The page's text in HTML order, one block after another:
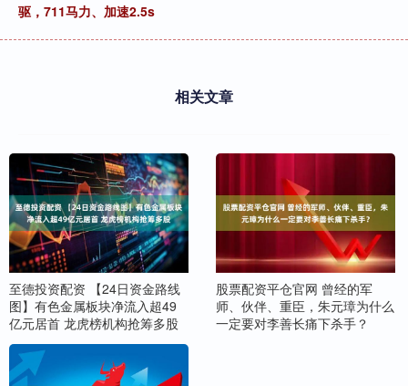
驱，711马力、加速2.5s
相关文章
至德投资配资 【24日资金路线
图】有色金属板块净流入超49
亿元居首 龙虎榜机构抢筹多股
股票配资平仓官网 曾经的军
师、伙伴、重臣，朱元璋为什么
一定要对李善长痛下杀手？